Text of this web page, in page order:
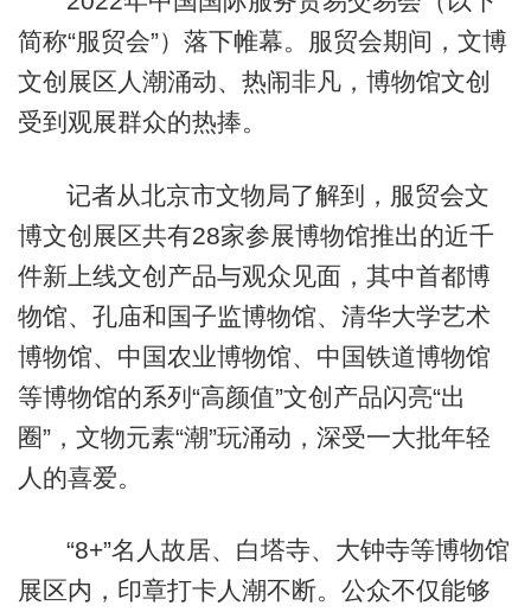
简称“服贸会”）落下帷幕。服贸会期间，文博
文创展区人潮涌动、热闹非凡，博物馆文创
受到观展群众的热捧。
记者从北京市文物局了解到，服贸会文
博文创展区共有28家参展博物馆推出的近千
件新上线文创产品与观众见面，其中首都博
物馆、孔庙和国子监博物馆、清华大学艺术
博物馆、中国农业博物馆、中国铁道博物馆
等博物馆的系列“高颜值”文创产品闪亮“出
圈”，文物元素“潮”玩涌动，深受一大批年轻
人的喜爱。
“8+”名人故居、白塔寺、大钟寺等博物馆
展区内，印章打卡人潮不断。公众不仅能够